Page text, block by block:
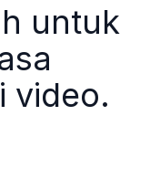
untuk
video.